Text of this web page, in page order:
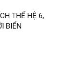
THẾ HỆ 6,
BIỂN